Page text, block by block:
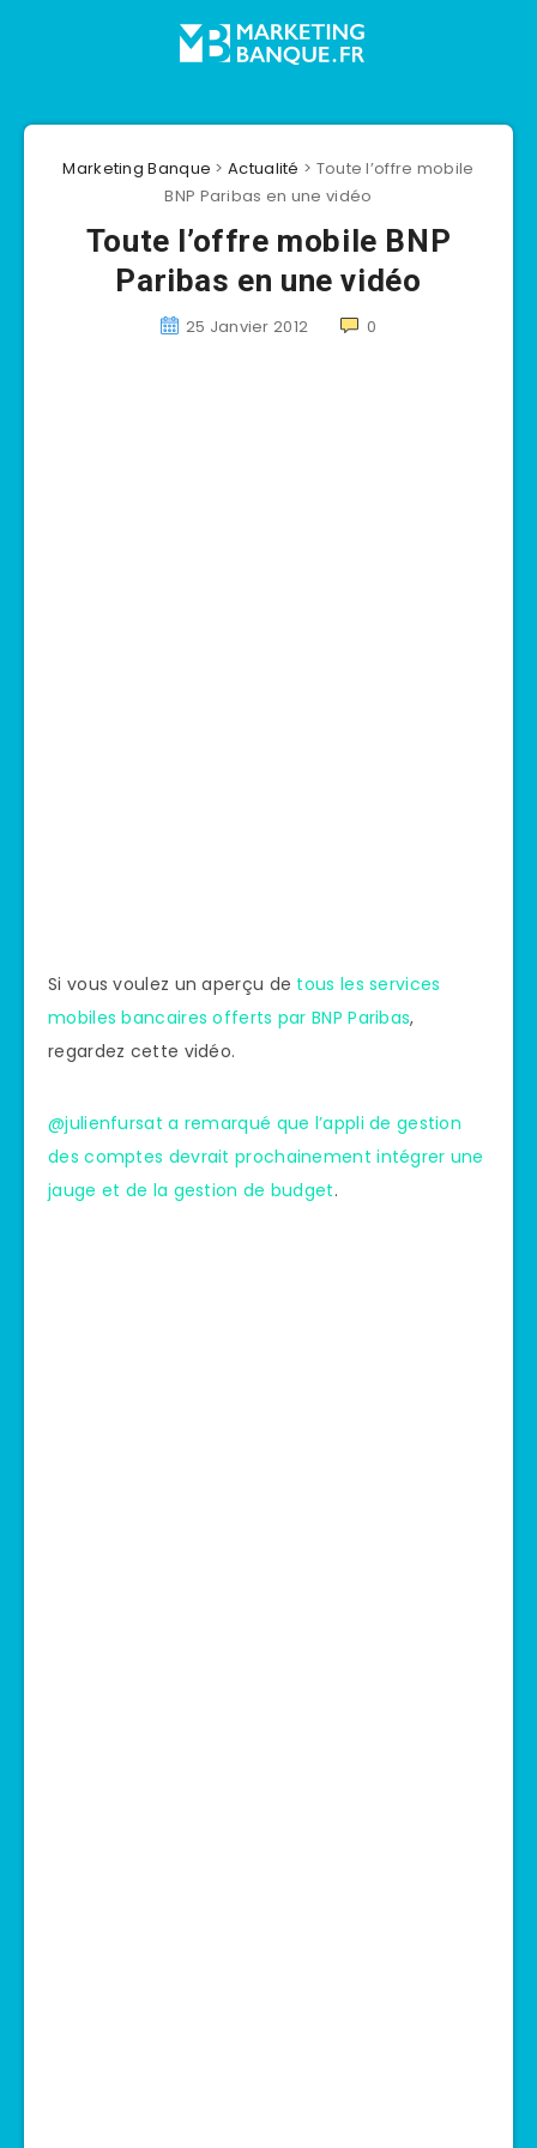
Marketing Banque >Actualité > Toute l’offre mobile
BNP Paribas en une vidéo
Toute l’offre mobile BNP
Paribas en une vidéo
25 Janvier 2012 0
Si vous voulez un aperçu de tous les services
mobiles bancaires offerts par BNP Paribas,
regardez cette vidéo.
@julienfursat a remarqué que l’appli de gestion
des comptes devrait prochainement intégrer une
jauge et de la gestion de budget.